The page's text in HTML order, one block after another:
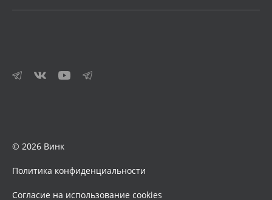
© 2026 Винк
Политика конфиденциальности
Согласие на использование cookies